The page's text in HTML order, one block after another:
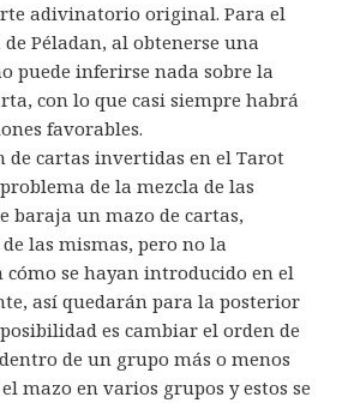
adivinatorio original. Para el
Péladan, al obtenerse una
puede inferirse nada sobre la
con lo que casi siempre habrá
favorables.
de cartas invertidas en el Tarot
de la mezcla de las
baraja un mazo de cartas,
las mismas, pero no la
cómo se hayan introducido en el
así quedarán para la posterior
es cambiar el orden de
de un grupo más o menos
mazo en varios grupos y estos se